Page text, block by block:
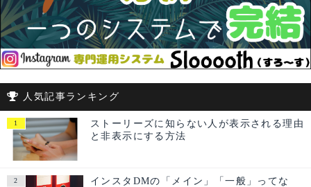
人気記事ランキング
ストーリーズに知らない人が表示される理由
と非表示にする方法
インスタDMの「メイン」「一般」ってな